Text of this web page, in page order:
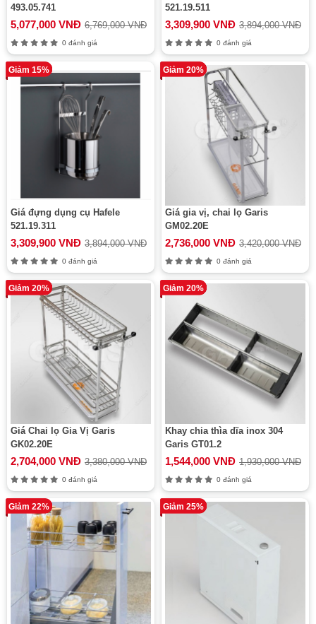
493.05.741
5,077,000 VNĐ 6,769,000 VNĐ
0 đánh giá
521.19.511
3,309,900 VNĐ 3,894,000 VNĐ
0 đánh giá
Giảm 15%
Giá đựng dụng cụ Hafele
521.19.311
3,309,900 VNĐ 3,894,000 VNĐ
0 đánh giá
Giảm 20%
Giá gia vị, chai lọ Garis
GM02.20E
2,736,000 VNĐ 3,420,000 VNĐ
0 đánh giá
Giảm 20%
Giá Chai lọ Gia Vị Garis
GK02.20E
2,704,000 VNĐ 3,380,000 VNĐ
0 đánh giá
Giảm 20%
Khay chia thìa dĩa inox 304
Garis GT01.2
1,544,000 VNĐ 1,930,000 VNĐ
0 đánh giá
Giảm 22% Giảm 25%